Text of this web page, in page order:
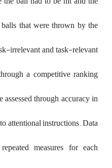
that were thrown by the
irrelevant and task-relevant
a competitive ranking
through accuracy in
attentional instructions. Data
measures for each